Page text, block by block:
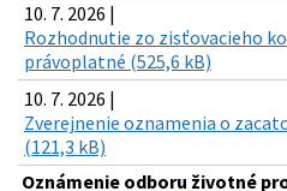
10. 7. 2026 |
Rozhodnutie zo zisťovacieho
právoplatné (525,6 kB)
10. 7. 2026 |
Zverejnenie oznamenia o
(121,3 kB)
Oznámenie odboru životné